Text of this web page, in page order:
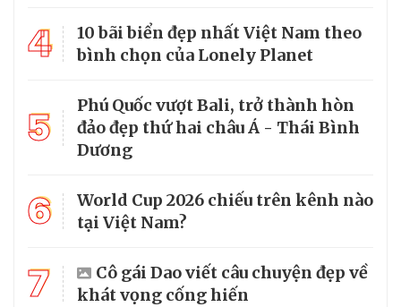
4
10 bãi biển đẹp nhất Việt Nam theo
bình chọn của Lonely Planet
5
Phú Quốc vượt Bali, trở thành hòn
đảo đẹp thứ hai châu Á - Thái Bình
Dương
6
World Cup 2026 chiếu trên kênh nào
tại Việt Nam?
7
Cô gái Dao viết câu chuyện đẹp về
khát vọng cống hiến